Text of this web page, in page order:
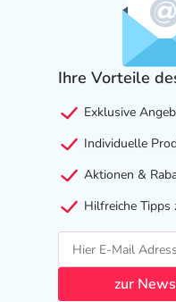
Ihre Vorteile
Exklusive
Individuelle
Aktionen &
Hilfreiche Tipps
zur